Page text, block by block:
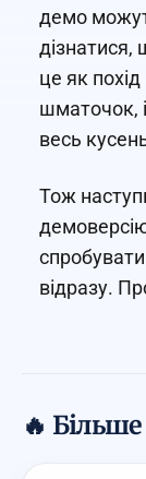
демо
це як
шматочок,
весь
Тож
відразу.
🔥